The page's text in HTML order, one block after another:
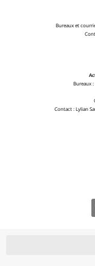
Bureaux et
Bureaux
Contact : Lylian